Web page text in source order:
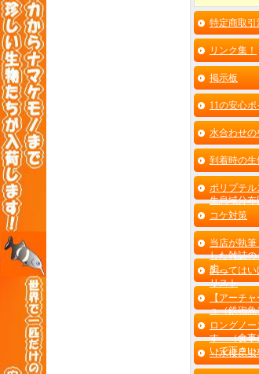
特定商取引
リンク集！
掲示板
11の安心ポ
水合わせの
到着時の
ポリプテ
生息域分布
コケ対策
当店が執
した雑誌の
す。
飼ってはい
リスト
【アーチ
ュ（鉄砲
ロングノ
す （食事
いで下さい
［水棲昆虫